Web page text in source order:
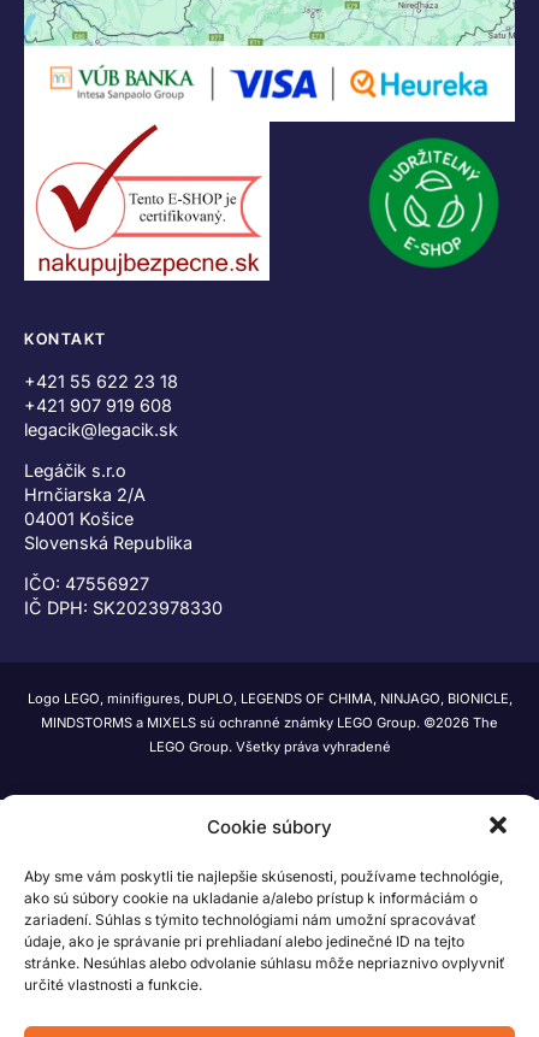
Cookie súbory
Aby sme vám poskytli tie najlepšie skúsenosti, používame technológie,
ako sú súbory cookie na ukladanie a/alebo prístup k informáciám o
zariadení. Súhlas s týmito technológiami nám umožní spracovávať
údaje, ako je správanie pri prehliadaní alebo jedinečné ID na tejto
stránke. Nesúhlas alebo odvolanie súhlasu môže nepriaznivo ovplyvniť
určité vlastnosti a funkcie.
KONTAKT
+421 55 622 23 18
+421 907 919 608
legacik@legacik.sk
Legáčik s.r.o
Hrnčiarska 2/A
04001 Košice
Slovenská Republika
IČO: 47556927
IČ DPH: SK2023978330
Logo LEGO, minifigures, DUPLO, LEGENDS OF CHIMA, NINJAGO, BIONICLE,
MINDSTORMS a MIXELS sú ochranné známky LEGO Group. ©2026 The
LEGO Group. Všetky práva vyhradené